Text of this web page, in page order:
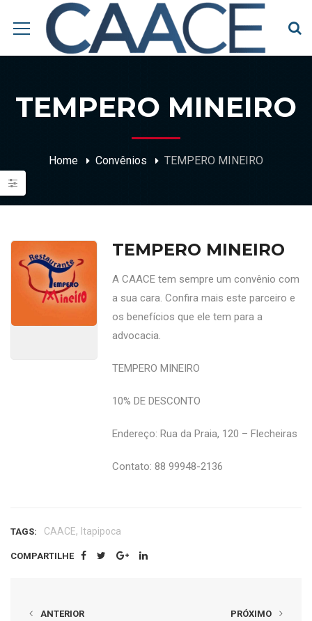
TEMPERO MINEIRO
Home Convênios TEMPERO MINEIRO
TEMPERO MINEIRO
A CAACE tem sempre um convênio com
a sua cara. Confira mais este parceiro e
os benefícios que ele tem para a
advocacia.
TEMPERO MINEIRO
10% DE DESCONTO
Endereço: Rua da Praia, 120 – Flecheiras
Contato: 88 99948-2136
TAGS: CAACE, Itapipoca
COMPARTILHE
ANTERIOR PRÓXIMO